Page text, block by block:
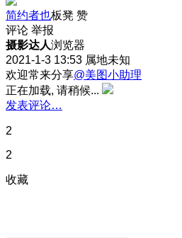
简约者也板凳 赞
评论 举报
摄影达人浏览器
2021-1-3 13:53 属地未知
欢迎常来分享@美图小助理
正在加载, 请稍候...
发表评论…
2
2
收藏